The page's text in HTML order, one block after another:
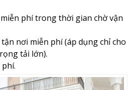
phí trong thời gian chờ vận
nơi miễn phí (áp dụng chỉ cho
tải lớn).